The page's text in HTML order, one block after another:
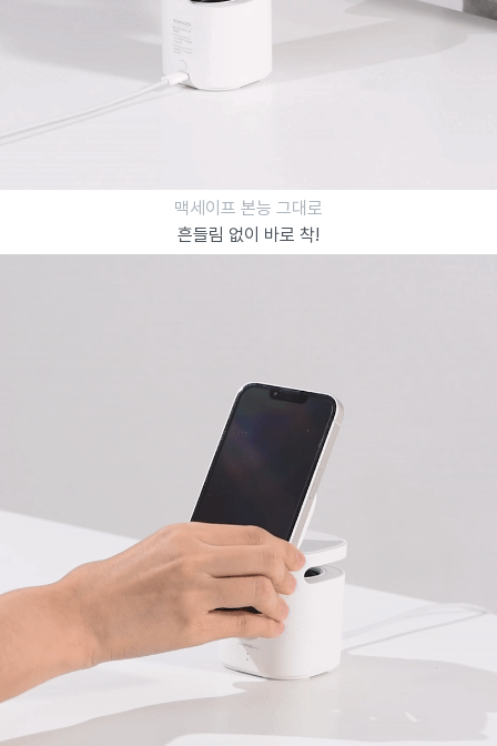
맥세이프 본능 그대로
흔들림 없이 바로 착!